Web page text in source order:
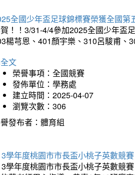
全國少年盃足球錦標賽榮獲全國第
！！3/31-4/4參加2025全國少年盃
楊芎恩、401顏宇樂、310呂駿甫、
文
榮譽事項：全國競賽
發佈單位：學務處
建立時間：2025-04-07
瀏覽次數：306
發布者：體育組
學年度桃園市市長盃小桃子英數競賽
學年度桃園市市長盃小桃子英數競